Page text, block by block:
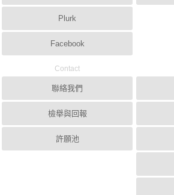
Plurk
Facebook
Contact
聯絡我們
檢舉與回報
許願池